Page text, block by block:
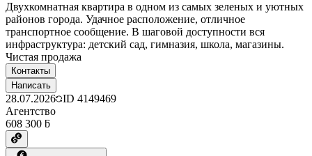
Двухкомнатная квартира в одном из самых зеленых и уютных
районов города. Удачное расположение, отличное
транспортное сообщение. В шаговой доступности вся
инфраструктура: детский сад, гимназия, школа, магазины.
Чистая продажа
Контакты
Написать
28.07.2026 ID 4149469
Агентство
608 300 ƃ